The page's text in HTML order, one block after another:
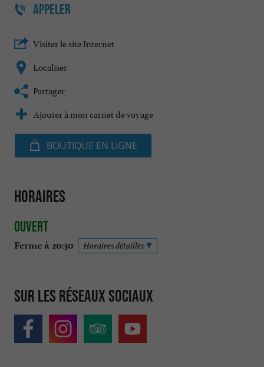
APPELER
Visiter le site Internet
Localiser
Partager
Ajouter à mon carnet de voyage
BOUTIQUE EN LIGNE
Horaires
Ouvert
Ferme à 20:30 Horaires détaillés
Sur les réseaux sociaux